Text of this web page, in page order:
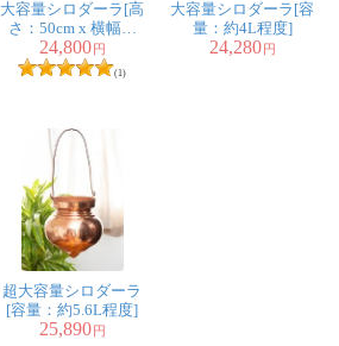
大容量シロダーラ[高
さ：50cm x 横幅：
22cm 容量：約4L程
度]
24,800円
(1)
大容量シロダーラ[容
量：約4L程度]
24,280円
超大容量シロダーラ
[容量：約5.6L程度]
25,890円